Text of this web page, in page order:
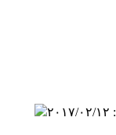
: ٢٠١٧/٠٢/١٢